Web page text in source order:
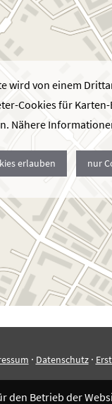
wird von einem
Cookies für
Nähere
erlauben nur
· Datenschutz·
den Betrieb der